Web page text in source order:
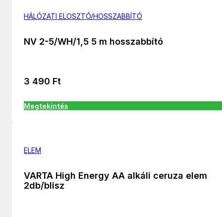
HÁLÓZATI ELOSZTÓ/HOSSZABBÍTÓ
NV 2-5/WH/1,5 5 m hosszabbító
3 490 Ft
Megtekintés
ELEM
VARTA High Energy AA alkáli ceruza elem
2db/blisz